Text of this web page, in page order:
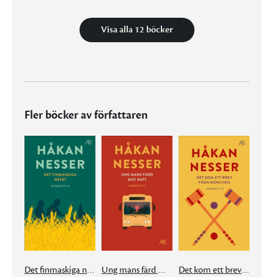
Visa alla 12 böcker
Fler böcker av författaren
Det finmaskiga nätet Ung mans färd mot natt Det kom ett brev från München